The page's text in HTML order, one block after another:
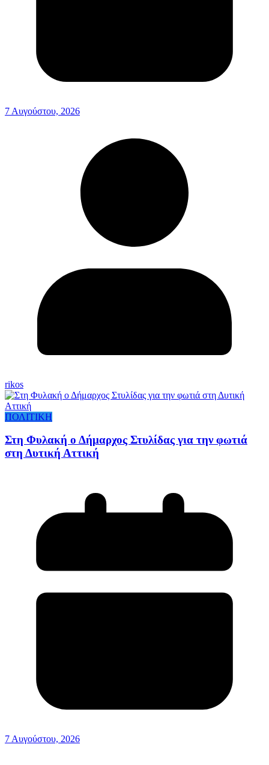
7 Αυγούστου, 2026
rikos
ΠΟΛΙΤΙΚΗ
Στη Φυλακή ο Δήμαρχος Στυλίδας για την φωτιά
στη Δυτική Αττική
7 Αυγούστου, 2026